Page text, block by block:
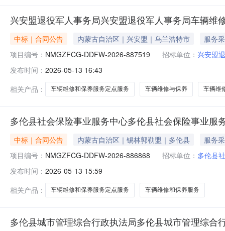
兴安盟退役军人事务局兴安盟退役军人事务局车辆
中标｜合同公告 内蒙古自治区｜兴安盟｜乌兰浩特市
服务
项目编号： NMGZFCG-DDFW-2026-887519 招标单位： 兴安盟
发布时间： 2026-05-13 16:43
相关产品：
车辆维修和保养服务定点服务 车辆维修与保养 车辆维
多伦县社会保险事业服务中心多伦县社会保险事业
中标｜合同公告 内蒙古自治区｜锡林郭勒盟｜多伦县
服务
项目编号： NMGZFCG-DDFW-2026-886868 招标单位： 多伦县
发布时间： 2026-05-13 15:59
相关产品：
车辆维修和保养服务定点服务 车辆维修和保养服务
多伦县城市管理综合行政执法局多伦县城市管理综